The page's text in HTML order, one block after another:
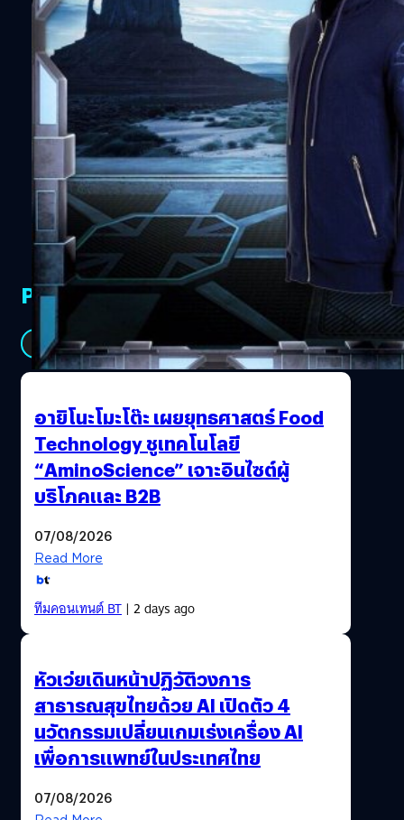
: https://goo.gl/ZA5hou ดาวน์โหลดแอปฯ TrueMoney
Wallet เพื่อซื้อบัตร : https://goo.gl/Pb3jgq ดาวน์โหลด
แอปฯ Thailand Game Show เพื่อลุ้นรางวัล Android
: https://goo.gl/TKFWwZ iOS : https://goo.gl/tsX83z…
2
3
9
PR Partners
See All
อายิโนะโมะโต๊ะ เผยยุทธศาสตร์ Food
Technology ชูเทคโนโลยี
“AminoScience” เจาะอินไซต์ผู้
บริโภคและ B2B
07/08/2026
Read More
ทีมคอนเทนต์ BT| 2 days ago
หัวเว่ยเดินหน้าปฏิวัติวงการ
สาธารณสุขไทยด้วย AI เปิดตัว 4
นวัตกรรมเปลี่ยนเกมเร่งเครื่อง AI
เพื่อการแพทย์ในประเทศไทย
07/08/2026